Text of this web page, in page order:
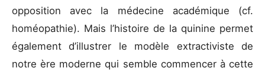
opposition avec la médecine académique (cf.
homéopathie). Mais l’histoire de la quinine permet
également d’illustrer le modèle extractiviste de
notre ère moderne qui semble commencer à cette